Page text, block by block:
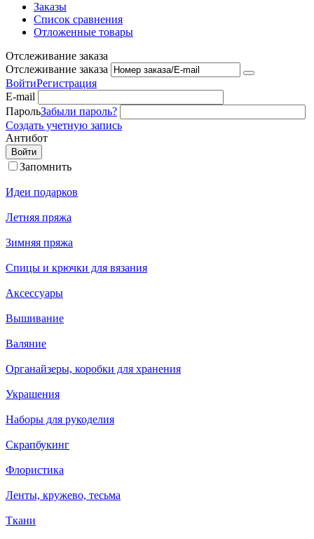
Заказы
Список сравнения
Отложенные товары
Отслеживание заказа
Отслеживание заказа
ВойтиРегистрация
E-mail
ПарольЗабыли пароль?
Создать учетную запись
Антибот
Войти
Запомнить
Идеи подарков
Летняя пряжа
Зимняя пряжа
Спицы и крючки для вязания
Аксессуары
Вышивание
Валяние
Органайзеры, коробки для хранения
Украшения
Наборы для рукоделия
Скрапбукинг
Флористика
Ленты, кружево, тесьма
Ткани